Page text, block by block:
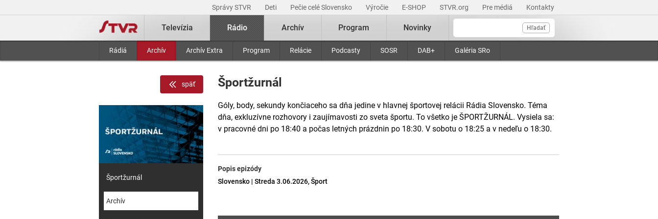
Správy STVR Deti Pečie celé Slovensko Výročie E-SHOP STVR.org Pre médiá Kontakty
Hľadať
Televízia Rádio
Rádiá Archív Archív Extra Program Relácie Podcasty SOSR DAB+ Galéria SRo
Archív Program Novinky
Športžurnál
Góly, body, sekundy končiaceho sa dňa jedine v hlavnej športovej relácii Rádia Slovensko. Téma
dňa, exkluzívne rozhovory i zaujímavosti zo sveta športu. To všetko je ŠPORTŽURNÁL. Vysiela sa:
v pracovné dni po 18:40 a počas letných prázdnin po 18:30. V sobotu o 18:25 a v nedeľu o 18:30.
Popis epizódy
Slovensko | Streda 3.06.2026, Šport
späť
Športžurnál
Archív